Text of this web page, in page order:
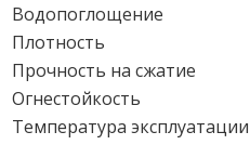
Водопоглощение
Плотность
Прочность на сжатие
Огнестойкость
Температура эксплуатации